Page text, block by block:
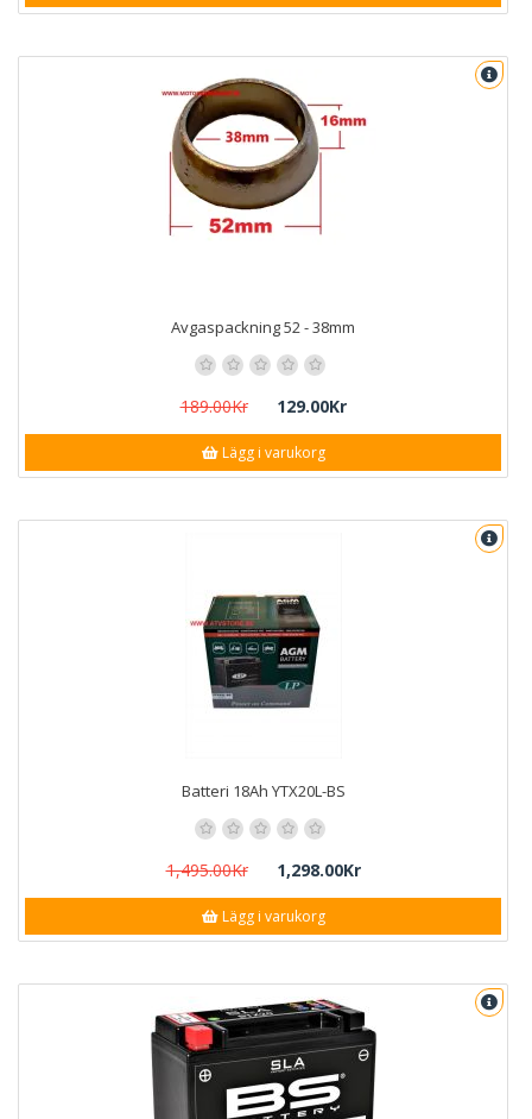
Avgaspackning 52 - 38mm
189.00Kr 129.00Kr
Lägg i varukorg
Batteri 18Ah YTX20L-BS
1,495.00Kr 1,298.00Kr
Lägg i varukorg